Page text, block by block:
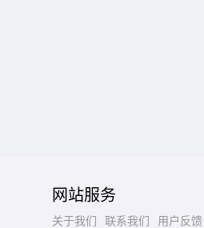
网站服务
关于我们 联系我们
用户反馈